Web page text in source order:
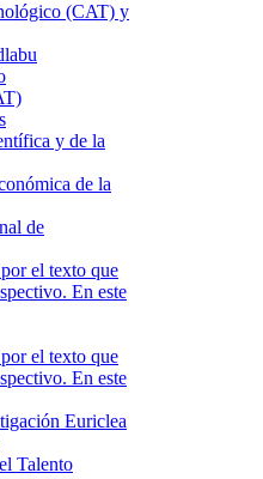
(CAT) y
y de la
de la
de
Euriclea
Talento